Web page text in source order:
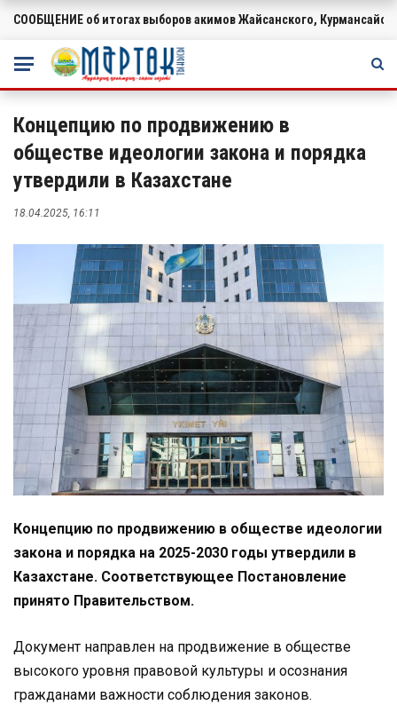
ВАЖНОЕ
СООБЩЕНИЕ об итогах выборов акимов Жайсанского,
Концепцию по продвижению в
обществе идеологии закона и порядка
утвердили в Казахстане
18.04.2025, 16:11
Концепцию по продвижению в обществе идеологии
закона и порядка на 2025-2030 годы утвердили в
Казахстане. Соответствующее Постановление
принято Правительством.
Документ направлен на продвижение в обществе
высокого уровня правовой культуры и осознания
гражданами важности соблюдения законов.